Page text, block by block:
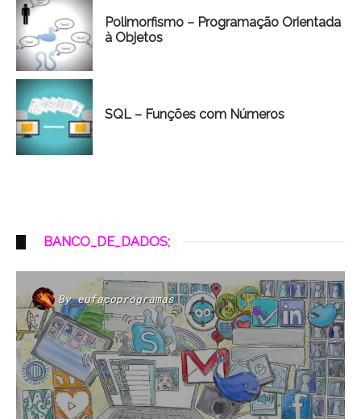
Polimorfismo – Programação Orientada
à Objetos
SQL – Funções com Números
BANCO_DE_DADOS;
Byeufacoprogramas